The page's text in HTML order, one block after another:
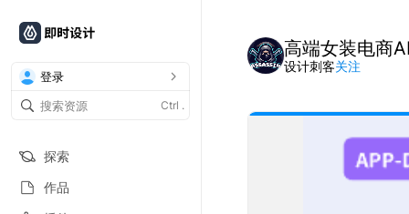
登录
Ctrl .
探索
作品
高端女装电商
设计刺客关注